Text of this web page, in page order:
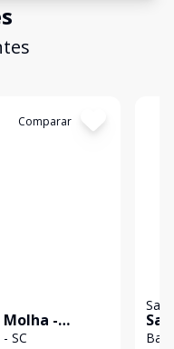
Comparar
Molha -
SC